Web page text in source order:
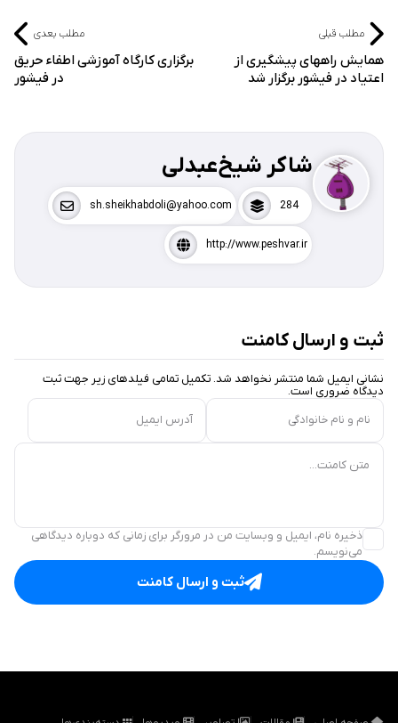
مطلب قبلی
همایش راههای پیشگیری از
اعتیاد در فیشور برگزار شد
مطلب بعدی
برگزاری کارگاه آموزشی اطفاء حریق
در فیشور
شاکر شیخ‌عبدلی
284
sh.sheikhabdoli@yahoo.com
http://www.peshvar.ir
ثبت و ارسال کامنت
نشانی ایمیل شما منتشر نخواهد شد. تکمیل تمامی فیلد‌های زیر جهت ثبت
دیدگاه ضروری است.
نام و نام خانوادگی
آدرس ایمیل
متن کامنت...
ذخیره نام، ایمیل و وبسایت من در مرورگر برای زمانی که دوباره دیدگاهی
می‌نویسم.
ثبت و ارسال کامنت